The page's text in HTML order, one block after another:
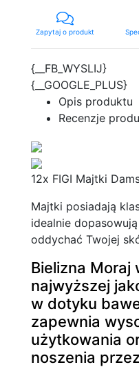
Zapytaj o produkt
{__FB_WYSLIJ}
{__GOOGLE_PLUS}
Opis produktu
Recenzje
12x FIGI Majtki
Majtki posiadają
idealnie
oddychać Twojej
Bielizna Moraj
najwyższej
w dotyku
zapewnia
użytkowania
noszenia